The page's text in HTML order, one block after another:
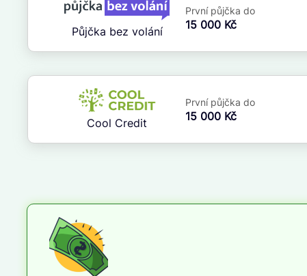
Půjčka bez volání
První půjčka do
15 000 Kč
Cool Credit
První půjčka do
15 000 Kč